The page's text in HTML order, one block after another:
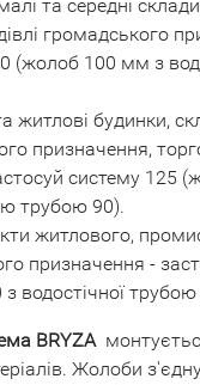
та середні
громадського
(жолоб 100 мм з
житлові будинки,
призначення,
систему 125
трубою 90).
житлового,
призначення -
водостічної
BRYZA
Жолоби